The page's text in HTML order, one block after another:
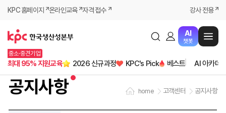
KPC 홈페이지 온라인교육 자격 접수 강사 전용
AI
챗봇
중소·중견기업
최대 95% 지원교육 2026 신규과정 KPC's Pick 베스트 AI 아카데
home 고객센터 공지사항
공지사항